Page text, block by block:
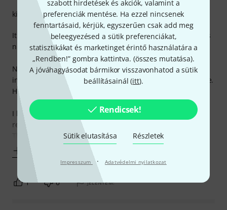
szabott hirdetések és akciók, valamint a
preferenciák mentése. Ha ezzel nincsenek
fenntartásaid, kérjük, egyszerűen csak add meg
beleegyezésed a sütik preferenciákat,
statisztikákat és marketinget érintő használatára a
„Rendben!” gombra kattintva. (összes mutatása).
A jóváhagyásodat bármikor visszavonhatod a sütik
beállításainál (itt).
Rendicsek!
Sütik elutasítása Részletek
Impresszum · Adatvédelmi nyilatkozat
It's a microphone cable. It's quite slinky and bendy which is
nice. It feels good quality.
No hiss, even in a studio with multiple sources of
interference. So a high quality product for reasonable price.
Happy customer!
I bought two. One didn't work but Thomann sent a
replacement straight away which worked fine - thanks
Thomann - that's why I
kivitelezés
1 0 JELENTEM!